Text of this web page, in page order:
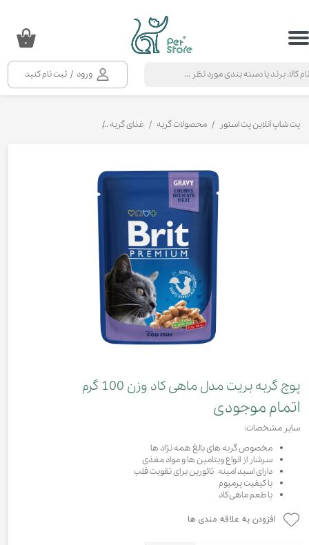
ورود / ثبت نام کنید
حساب کاربری من
خروج از حساب کاربری
۰
پت شاپ آنلاین پت استور محصولات گربه غذای گربه
پوچ گربه بریت مدل ماهی کاد وزن 100 گرم
اتمام موجودی
سایر مشخصات:
مخصوص گربه های بالغ همه نژاد ها
سرشار از انواع ویتامین ها و مواد مغذی
دارای اسید آمینه تائورین برای تقویت قلب
با کیفیت پرمیوم
با طعم ماهی کاد
افزودن به علاقه مندی ها